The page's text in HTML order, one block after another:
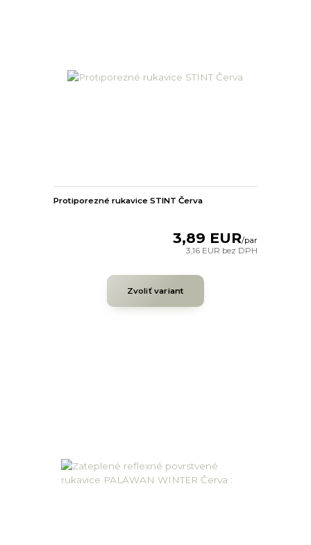
Protiporezné rukavice STINT Červa
3,89 EUR/par
3,16 EUR bez DPH
Zvoliť variant